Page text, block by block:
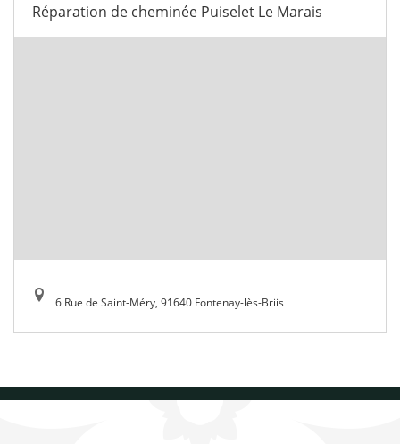
Réparation de cheminée Puiselet Le Marais
6 Rue de Saint-Méry, 91640 Fontenay-lès-Briis